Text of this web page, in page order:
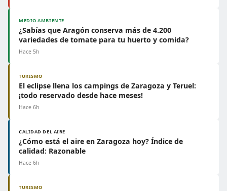
MEDIO AMBIENTE
¿Sabías que Aragón conserva más de 4.200
variedades de tomate para tu huerto y comida?
Hace 5h
TURISMO
El eclipse llena los campings de Zaragoza y Teruel:
¡todo reservado desde hace meses!
Hace 6h
CALIDAD DEL AIRE
¿Cómo está el aire en Zaragoza hoy? Índice de
calidad: Razonable
Hace 6h
TURISMO